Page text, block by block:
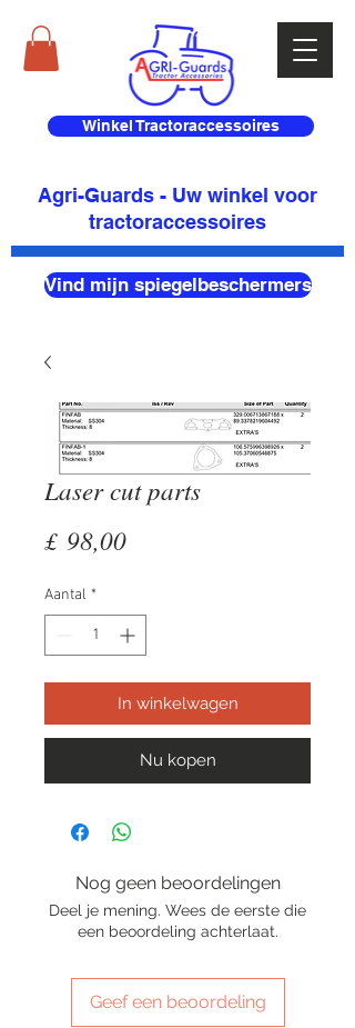
Winkel Tractoraccessoires
Agri-Guards - Uw winkel voor
tractoraccessoires
Vind mijn spiegelbeschermers
Laser cut parts
£ 98,00Prijs
Aantal *
In winkelwagen
Nu kopen
Nog geen beoordelingen
Deel je mening. Wees de eerste die
een beoordeling achterlaat.
Geef een beoordeling